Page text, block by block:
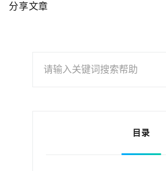
分享文章
请输入关键词搜索帮助
目录